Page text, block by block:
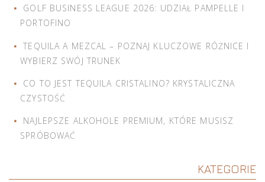
GOLF BUSINESS LEAGUE 2026: UDZIAŁ PAMPELLE I
PORTOFINO
TEQUILA A MEZCAL – POZNAJ KLUCZOWE RÓŻNICE I
WYBIERZ SWÓJ TRUNEK
CO TO JEST TEQUILA CRISTALINO? KRYSTALICZNA
CZYSTOŚĆ
NAJLEPSZE ALKOHOLE PREMIUM, KTÓRE MUSISZ
SPRÓBOWAĆ
KATEGORIE